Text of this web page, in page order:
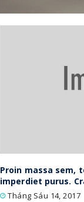
Proin massa sem,
imperdiet purus.
Tháng Sáu 14, 2017